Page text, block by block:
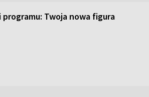
programu: Twoja nowa figura